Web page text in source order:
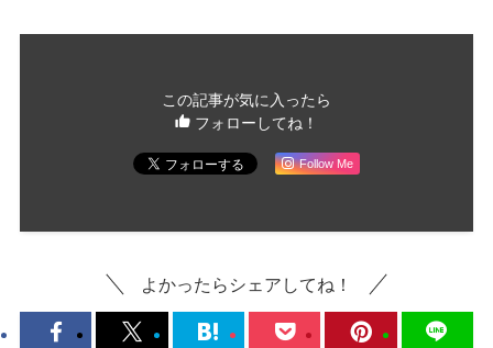
この記事が気に入ったら
フォローしてね！
Follow Me
よかったらシェアしてね！